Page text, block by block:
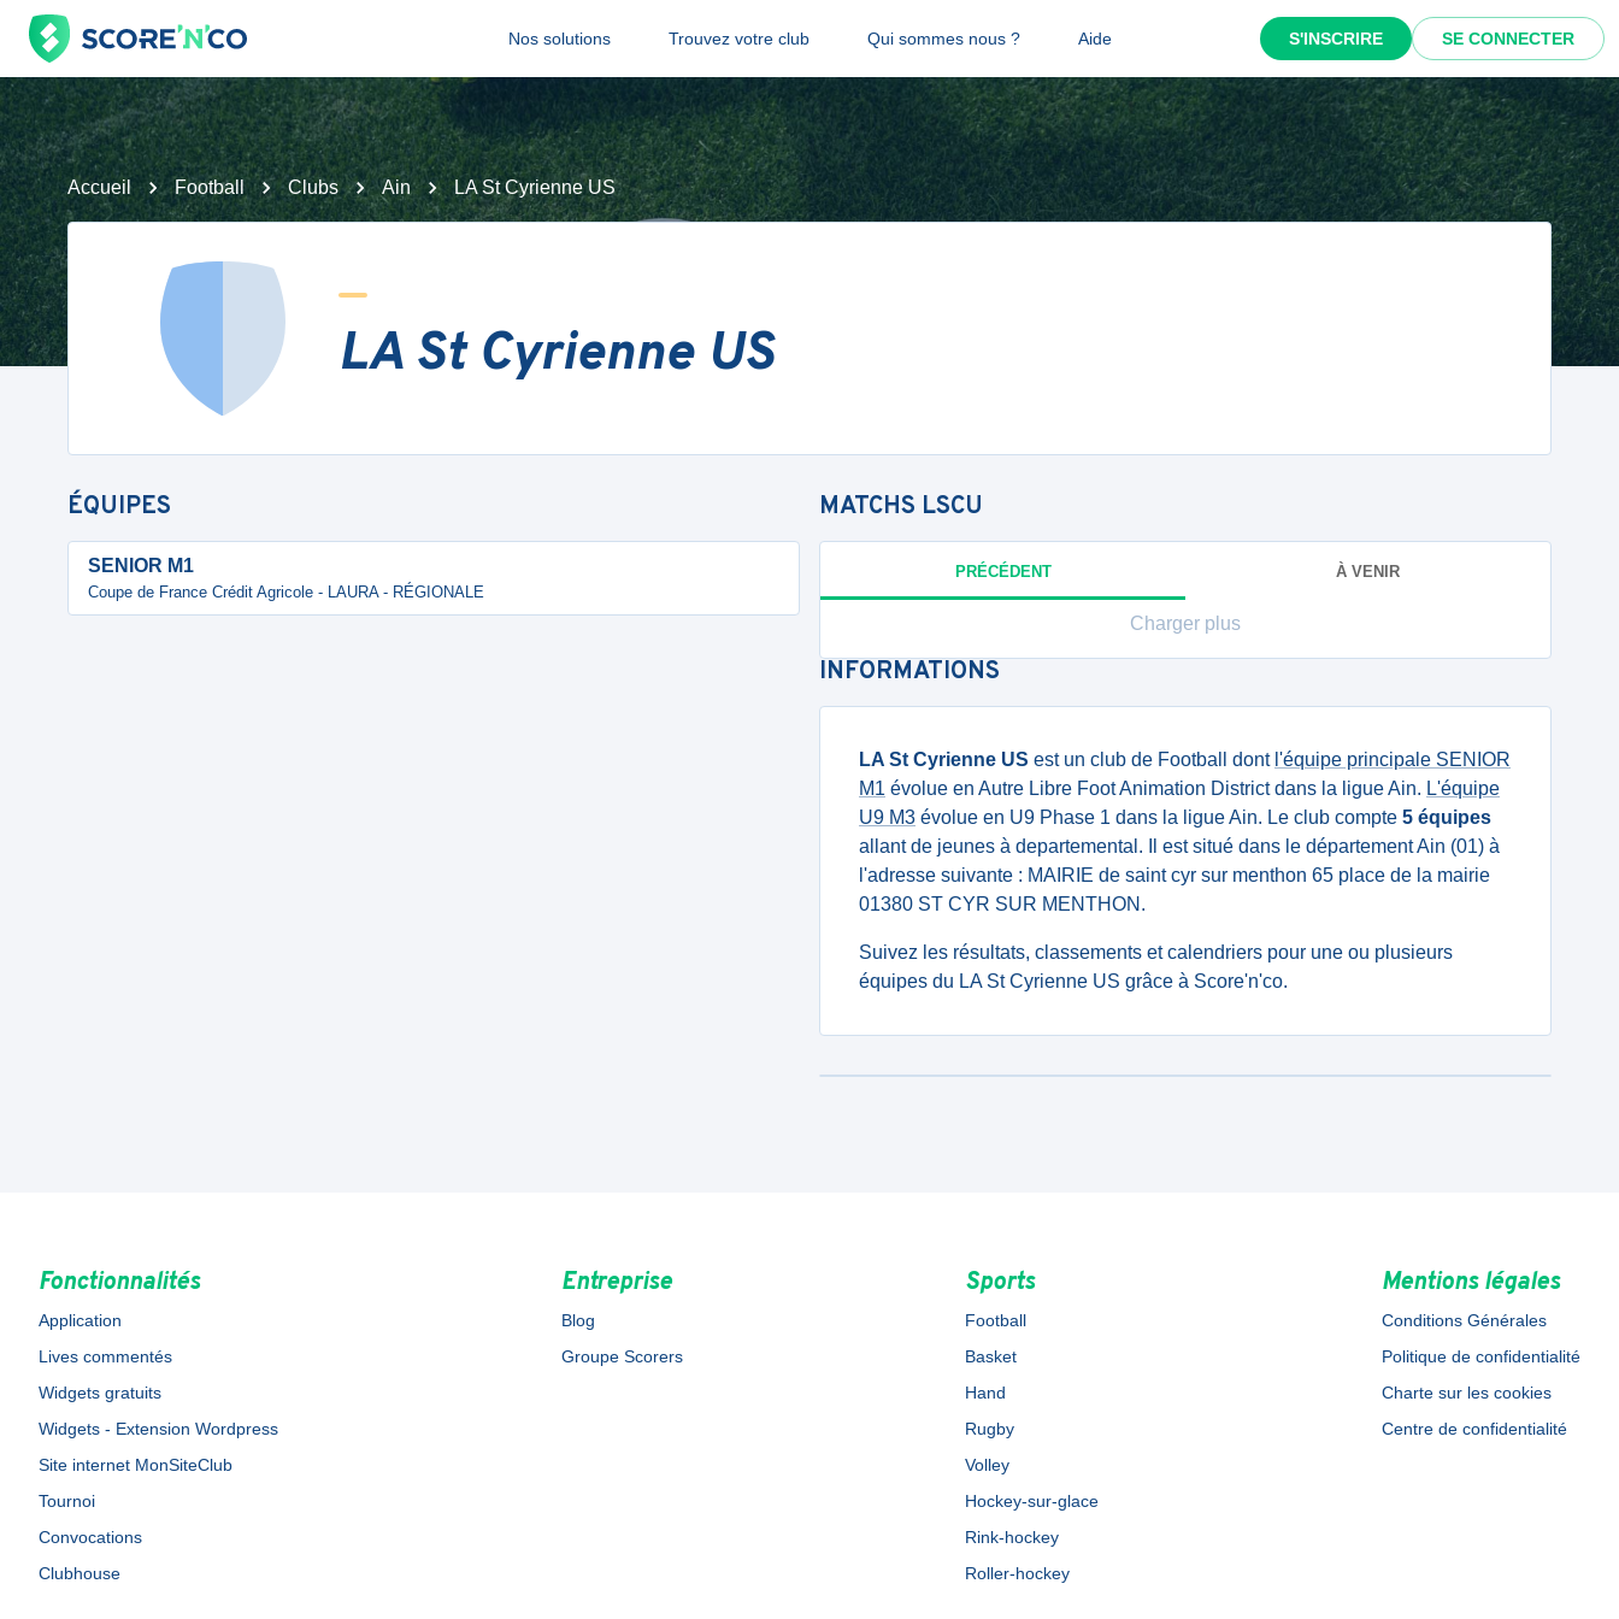
Nos solutions Trouvez votre club Qui sommes nous ? Aide S'INSCRIRE SE CONNECTER
Accueil Football Clubs Ain LA St Cyrienne US
LA St Cyrienne US
ÉQUIPES
SENIOR M1
Coupe de France Crédit Agricole - LAURA - RÉGIONALE
MATCHS LSCU
PRÉCÉDENT À VENIR
Charger plus
INFORMATIONS
LA St Cyrienne US est un club de Football dont l'équipe principale SENIOR
M1 évolue en Autre Libre Foot Animation District dans la ligue Ain. L'équipe
U9 M3 évolue en U9 Phase 1 dans la ligue Ain. Le club compte 5 équipes
allant de jeunes à departemental. Il est situé dans le département Ain (01) à
l'adresse suivante : MAIRIE de saint cyr sur menthon 65 place de la mairie
01380 ST CYR SUR MENTHON.
Suivez les résultats, classements et calendriers pour une ou plusieurs
équipes du LA St Cyrienne US grâce à Score'n'co.
Fonctionnalités
Application
Lives commentés
Widgets gratuits
Widgets - Extension Wordpress
Site internet MonSiteClub
Tournoi
Convocations
Clubhouse
Entreprise
Blog
Groupe Scorers
Sports
Football
Basket
Hand
Rugby
Volley
Hockey-sur-glace
Rink-hockey
Roller-hockey
Mentions légales
Conditions Générales
Politique de confidentialité
Charte sur les cookies
Centre de confidentialité